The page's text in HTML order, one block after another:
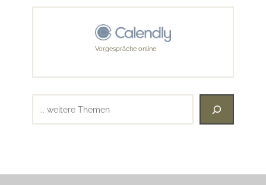
Vorgespräche online